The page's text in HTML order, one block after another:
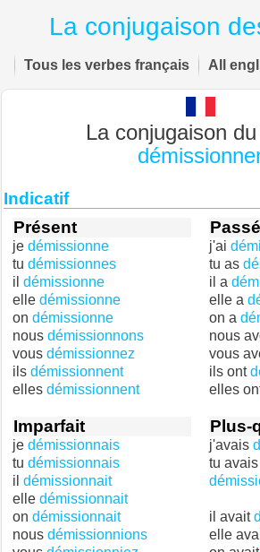
La conjugaison
Tous les verbes français All
La conjugaison
Indicatif
Présent
je démissionne
tu démissionnes
il démissionne
elle démissionne
on démissionne
nous démissionnons
vous démissionnez
ils démissionnent
elles démissionnent
j'ai
tu as
il a
elle a
on a
nous
vous
ils ont
elles
Imparfait
je démissionnais
tu démissionnais
il démissionnait
elle démissionnait
on démissionnait
nous démissionnions
Plus-
j'avais
tu avais
il avait
elle